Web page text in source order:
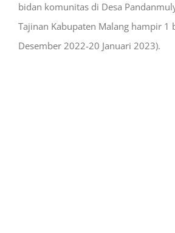
bidan komunitas di Desa
Tajinan Kabupaten Malang hampir 1
Desember 2022-20 Januari 2023).